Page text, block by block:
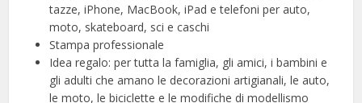
tazze, iPhone, MacBook, iPad e telefoni per auto,
moto, skateboard, sci e caschi
Stampa professionale
Idea regalo: per tutta la famiglia, gli amici, i bambini e
gli adulti che amano le decorazioni artigianali, le auto,
le moto, le biciclette e le modifiche di modellismo